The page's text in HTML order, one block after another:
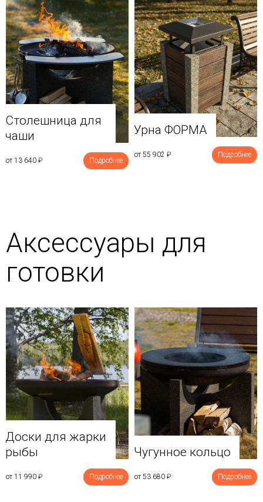
Столешница для
чаши
от 13 640 ₽ Подробнее
Урна ФОРМА
от 55 902 ₽ Подробнее
Аксессуары для
готовки
Доски для жарки
рыбы
от 11 990 ₽ Подробнее
Чугунное кольцо
от 53 680 ₽ Подробнее